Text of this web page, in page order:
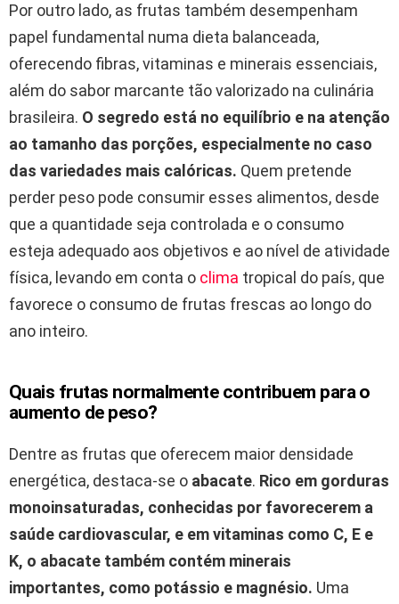
Por outro lado, as frutas também desempenham
papel fundamental numa dieta balanceada,
oferecendo fibras, vitaminas e minerais essenciais,
além do sabor marcante tão valorizado na culinária
brasileira. O segredo está no equilíbrio e na atenção
ao tamanho das porções, especialmente no caso
das variedades mais calóricas. Quem pretende
perder peso pode consumir esses alimentos, desde
que a quantidade seja controlada e o consumo
esteja adequado aos objetivos e ao nível de atividade
física, levando em conta o clima tropical do país, que
favorece o consumo de frutas frescas ao longo do
ano inteiro.
Quais frutas normalmente contribuem para o
aumento de peso?
Dentre as frutas que oferecem maior densidade
energética, destaca-se o abacate. Rico em gorduras
monoinsaturadas, conhecidas por favorecerem a
saúde cardiovascular, e em vitaminas como C, E e
K, o abacate também contém minerais
importantes, como potássio e magnésio. Uma